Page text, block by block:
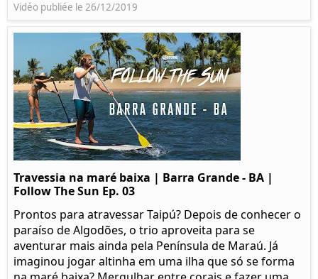
Vidéo publiée le 26/12/2019
Travessia na maré baixa | Barra Grande - BA |
Follow The Sun Ep. 03
Prontos para atravessar Taipú? Depois de conhecer o
paraíso de Algodões, o trio aproveita para se
aventurar mais ainda pela Península de Maraú. Já
imaginou jogar altinha em uma ilha que só se forma